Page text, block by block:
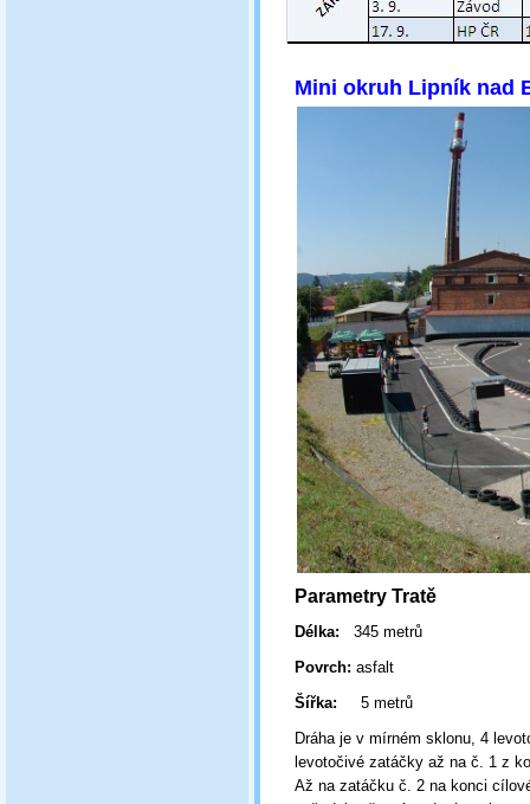
Mini okruh Lipník nad
Parametry Tratě
Délka: 345 metrů
Povrch: asfalt
Šířka: 5 metrů
Dráha je v mírném sklonu, 4
levotočivé zatáčky až na č. 1 z
Až na zatáčku č. 2 na konci